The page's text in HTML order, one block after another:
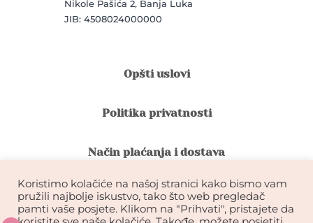
Nikole Pašića 2, Banja Luka
JIB: 4508024000000
Opšti uslovi
Politika privatnosti
Način plaćanja i dostava
Reklamacije i povrat robe
Koristimo kolačiće na našoj stranici kako bismo vam
pružili najbolje iskustvo, tako što web pregledač
pamti vaše posjete. Klikom na "Prihvati", pristajete da